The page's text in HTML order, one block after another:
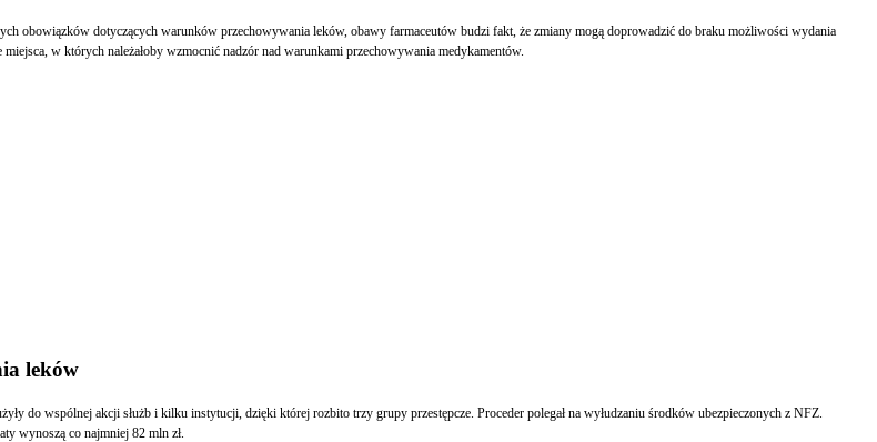
obowiązków dotyczących warunków przechowywania leków, obawy farmaceutów budzi fakt, że zmiany mogą doprowadzić do braku możliwości wydania
w których należałoby wzmocnić nadzór nad warunkami przechowywania medykamentów.
leków
do wspólnej akcji służb i kilku instytucji, dzięki której rozbito trzy grupy przestępcze. Proceder polegał na wyłudzaniu środków ubezpieczonych z NFZ.
wynoszą co najmniej 82 mln zł.